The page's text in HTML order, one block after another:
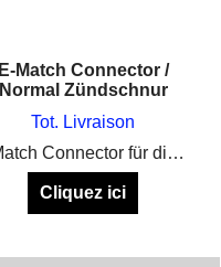
E-Match Connector /
Normal Zündschnur
Tot. Livraison
EMatch Connector für die Schnelle Verbindung von Zünder und Zündschnur auf dem Abbrennplatz
Cliquez ici